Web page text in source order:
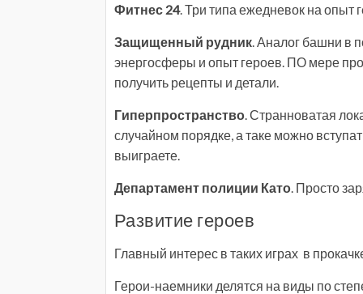
Фитнес 24. Три типа ежедневок на опыт
Защищенный рудник. Аналог башни в
энергосферы и опыт героев. ПО мере
получить рецепты и детали.
Гиперпространство. Странноватая
случайном порядке, а таке можно
выиграете.
Департамент полиции Като. Просто
Развитие героев
Главный интерес в таких играх в
Герои-наемники делятся на виды по